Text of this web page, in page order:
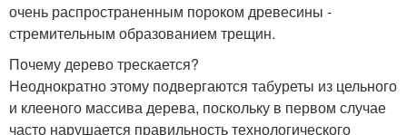
очень распространенным пороком древесины -
стремительным образованием трещин.
Почему дерево трескается?
Неоднократно этому подвергаются табуреты из цельного
и клееного массива дерева, поскольку в первом случае
часто нарушается правильность технологического